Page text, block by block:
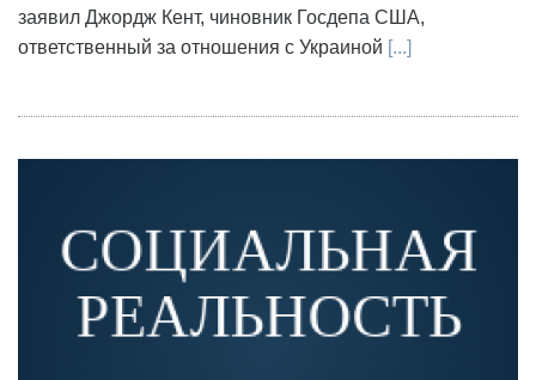
заявил Джордж Кент, чиновник Госдепа США,
ответственный за отношения с Украиной [...]